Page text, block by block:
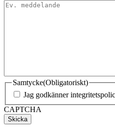
Samtycke(Obligatoriskt)
Jag godkänner
CAPTCHA